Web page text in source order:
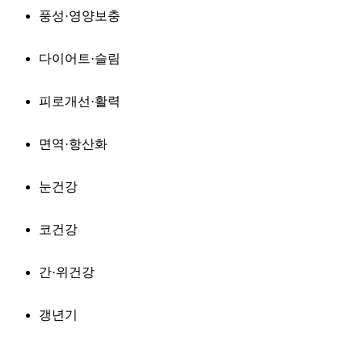
풍성·영양보충
다이어트·슬림
피로개선·활력
면역·항산화
눈건강
코건강
간·위건강
갱년기